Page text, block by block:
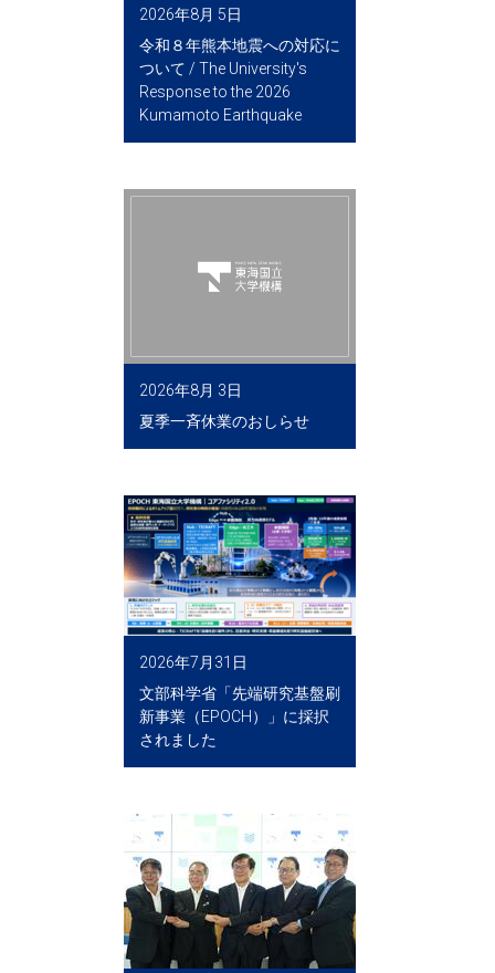
2026年8月 5日
令和８年熊本地震への対応に
ついて / The University's
Response to the 2026
Kumamoto Earthquake
2026年8月 3日
夏季一斉休業のおしらせ
2026年7月31日
文部科学省「先端研究基盤刷
新事業（EPOCH）」に採択
されました